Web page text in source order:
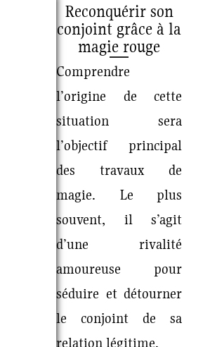
Reconquérir son
conjoint grâce à la
magie rouge
Comprendre
l’origine de cette
situation sera
l’objectif principal
des travaux de
magie. Le plus
souvent, il s’agit
d’une rivalité
amoureuse pour
séduire et détourner
le conjoint de sa
relation légitime.